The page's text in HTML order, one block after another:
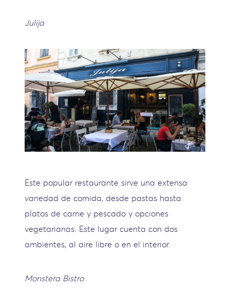
Julija
Este popular restaurante sirve una extensa
variedad de comida, desde pastas hasta
platos de carne y pescado y opciones
vegetarianas. Este lugar cuenta con dos
ambientes, al aire libre o en el interior.
Monstera Bistro